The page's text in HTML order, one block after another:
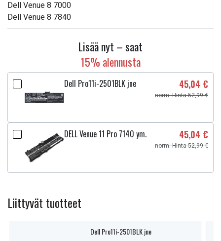
Lue ominaisuuksien merkityksestä
Dell Venue 8 7000
Dell Venue 8 7840
Lisää nyt – saat
15% alennusta
Dell Pro11i-2501BLK jne 45,04 €
norm. Hinta 52,99 €
DELL Venue 11 Pro 7140 ym. 45,04 €
norm. Hinta 52,99 €
Liittyvät tuotteet
Dell Pro11i-2501BLK jne